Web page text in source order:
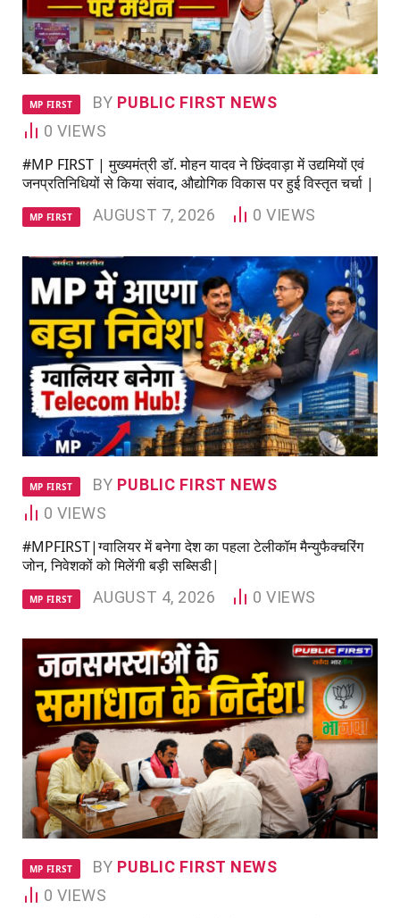
MP FIRST BY PUBLIC FIRST NEWS
0 VIEWS
#MP FIRST | मुख्यमंत्री डॉ. मोहन यादव ने छिंदवाड़ा में उद्यमियों एवं
जनप्रतिनिधियों से किया संवाद, औद्योगिक विकास पर हुई विस्तृत चर्चा |
MP FIRST AUGUST 7, 2026 0VIEWS
MP FIRST BY PUBLIC FIRST NEWS
0 VIEWS
#MPFIRST|ग्वालियर में बनेगा देश का पहला टेलीकॉम मैन्युफैक्चरिंग
जोन, निवेशकों को मिलेंगी बड़ी सब्सिडी|
MP FIRST AUGUST 4, 2026 0VIEWS
MP FIRST BY PUBLIC FIRST NEWS
0 VIEWS